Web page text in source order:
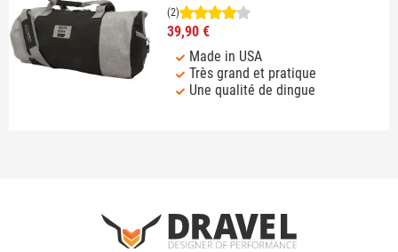
(2)
39,90 €
Made in USA
Très grand et pratique
Une qualité de dingue